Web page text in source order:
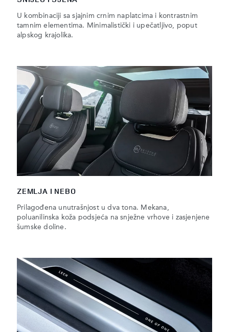
U kombinaciji sa sjajnim crnim naplatcima i kontrastnim
tamnim elementima. Minimalistički i upečatljivo, poput
alpskog krajolika.
ZEMLJA I NEBO
Prilagođena unutrašnjost u dva tona. Mekana,
poluanilinska koža podsjeća na snježne vrhove i zasjenjene
šumske doline.